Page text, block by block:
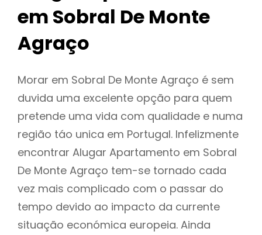
em Sobral De Monte
Agraço
Morar em Sobral De Monte Agraço é sem
duvida uma excelente opção para quem
pretende uma vida com qualidade e numa
região táo unica em Portugal. Infelizmente
encontrar Alugar Apartamento em Sobral
De Monte Agraço tem-se tornado cada
vez mais complicado com o passar do
tempo devido ao impacto da currente
situação económica europeia. Ainda